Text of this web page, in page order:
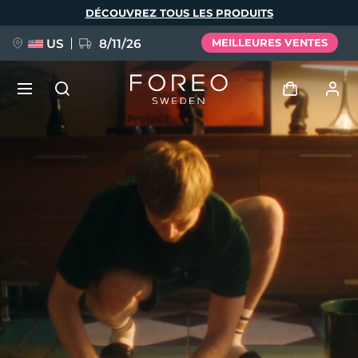
DÉCOUVREZ TOUS LES PRODUITS
US 8/11/26 MEILLEURES VENTES
Profil de l'utilisateur
Mes appareils
Mes commandes
Mes adresses
Mes abonnements
FAQ™ Pure Beauty-Tech Elixir
BREAKING NEWS
issa™ Teeth Whitening Set
Deutsch
Español
Italiano
Português
Polski
Svenska
Русский
简体中文 繁體中文